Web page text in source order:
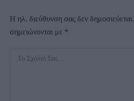
Η ηλ. διεύθυνση σας δεν δημοσιεύεται.
σημειώνονται με *